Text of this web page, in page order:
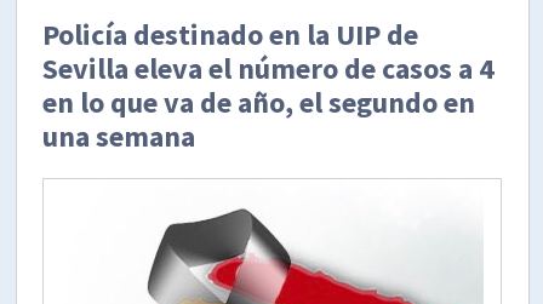
Policía destinado en la UIP de
Sevilla eleva el número de casos a 4
en lo que va de año, el segundo en
una semana